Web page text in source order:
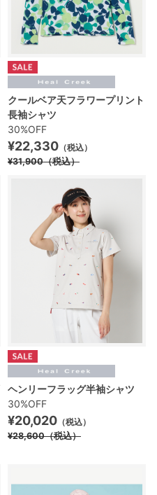
クールベア天フラワープリント
長袖シャツ
30%OFF
¥22,330 （税込）
¥31,900（税込）
ヘンリーフラッグ半袖シャツ
30%OFF
¥20,020 （税込）
¥28,600（税込）